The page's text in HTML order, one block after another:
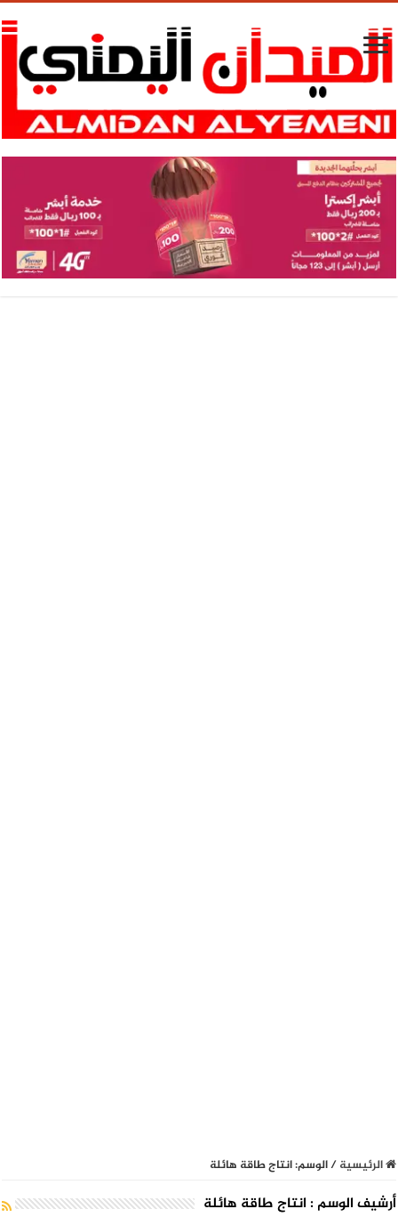
الرئيسية/الوسم:انتاج طاقة هائلة
أرشيف الوسم : انتاج طاقة هائلة